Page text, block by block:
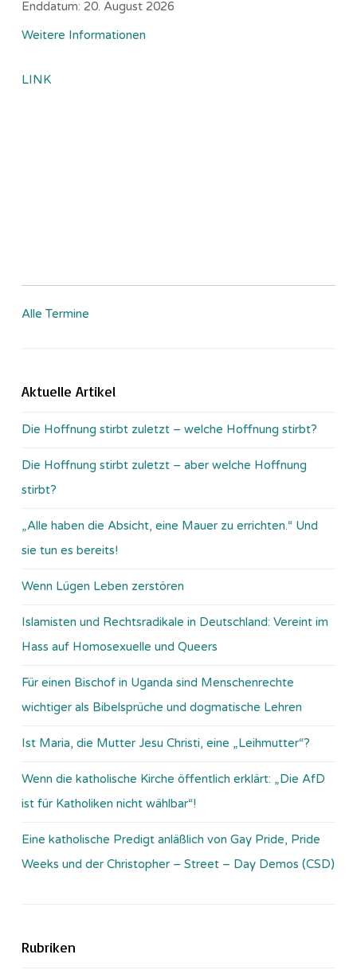
Enddatum: 20. August 2026
Weitere Informationen
LINK
Alle Termine
Aktuelle Artikel
Die Hoffnung stirbt zuletzt – welche Hoffnung stirbt?
Die Hoffnung stirbt zuletzt – aber welche Hoffnung
stirbt?
„Alle haben die Absicht, eine Mauer zu errichten.“ Und
sie tun es bereits!
Wenn Lügen Leben zerstören
Islamisten und Rechtsradikale in Deutschland: Vereint im
Hass auf Homosexuelle und Queers
Für einen Bischof in Uganda sind Menschenrechte
wichtiger als Bibelsprüche und dogmatische Lehren
Ist Maria, die Mutter Jesu Christi, eine „Leihmutter“?
Wenn die katholische Kirche öffentlich erklärt: „Die AfD
ist für Katholiken nicht wählbar“!
Eine katholische Predigt anläßlich von Gay Pride, Pride
Weeks und der Christopher – Street – Day Demos (CSD)
Rubriken